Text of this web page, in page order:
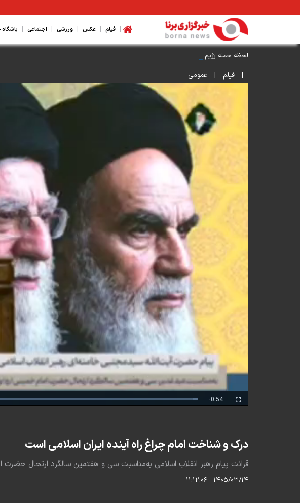
| فیلم | عکس | ورزشی | اجتماعی |
لحظه حمله رژیم صهیونیستی به ضاحیه بیروت
|
فیلم | عمومی
Remaining
Time
-0:54
Fullscreen
درک و شناخت امام چراغ راه آینده ایران اسلامی است
قرائت پیام رهبر انقلاب اسلامی به‌مناسبت سی و هفتمین سالگرد ارتحال حضرت امام
۱۴۰۵/۰۳/۱۴ - ۱۱:۱۲:۰۶